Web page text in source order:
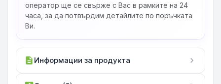
оператор ще се свърже с Вас в рамките на 24
часа, за да потвърдим детайлите по поръчката
Ви.
description Информации за продукта chevron_right